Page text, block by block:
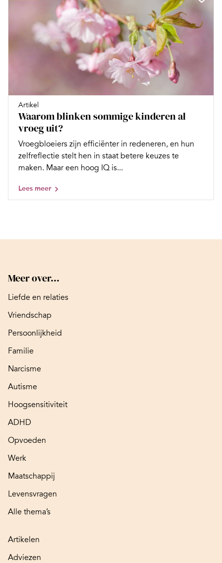
Artikel
Waarom blinken sommige kinderen al
vroeg uit?
Vroegbloeiers zijn efficiënter in redeneren, en hun
zelfreflectie stelt hen in staat betere keuzes te
maken. Maar een hoog IQ is...
Lees meer
Meer over...
Liefde en relaties
Vriendschap
Persoonlijkheid
Familie
Narcisme
Autisme
Hoogsensitiviteit
ADHD
Opvoeden
Werk
Maatschappij
Levensvragen
Alle thema’s
Artikelen
Adviezen